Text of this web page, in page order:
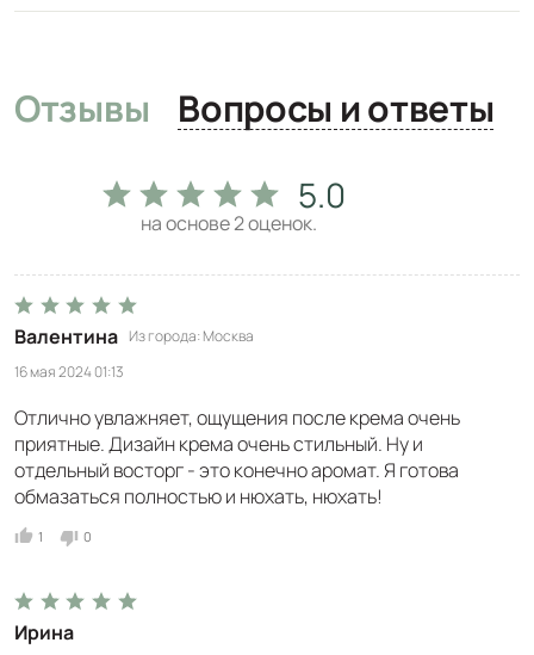
Отзывы Вопросы и ответы
5.0
на основе2оценок.
Валентина Из города Москва
16 мая 2024 01:13
Отлично увлажняет, ощущения после крема очень
приятные. Дизайн крема очень стильный. Ну и
отдельный восторг - это конечно аромат. Я готова
обмазаться полностью и нюхать, нюхать!
1 0
Ирина